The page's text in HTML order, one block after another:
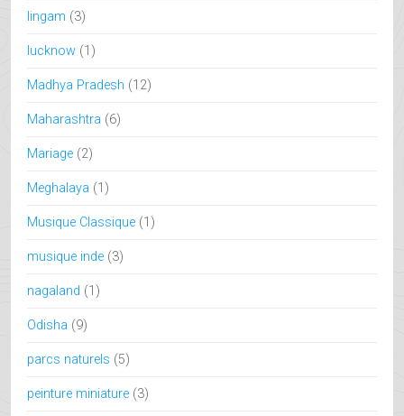
lingam (3)
lucknow (1)
Madhya Pradesh (12)
Maharashtra (6)
Mariage (2)
Meghalaya (1)
Musique Classique (1)
musique inde (3)
nagaland (1)
Odisha (9)
parcs naturels (5)
peinture miniature (3)